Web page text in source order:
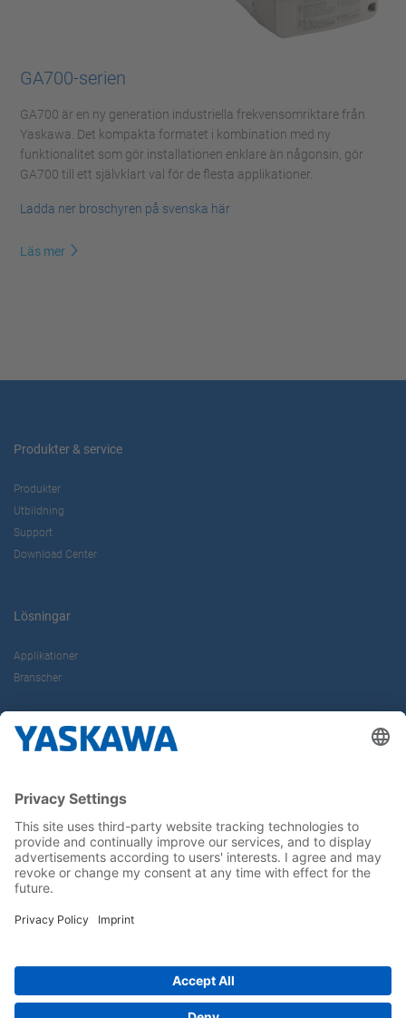
GA700-serien
GA700 är en ny generation industriella frekvensomriktare från
Yaskawa. Det kompakta formatet i kombination med ny
funktionalitet som gör installationen enklare än någonsin, gör
GA700 till ett självklart val för de flesta applikationer.
Ladda ner broschyren på svenska här
Läs mer
Produkter & service
Produkter
Utbildning
Support
Download Center
Lösningar
Applikationer
Branscher
Om oss
Karriär
Följ oss i sociala medier: